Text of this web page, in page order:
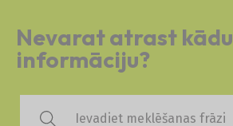
Nevarat atrast kādu
informāciju?